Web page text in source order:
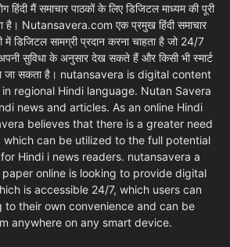
मैं समाचार पाठकों के लिए डिजिटल माध्यम की पूरी
है। Nutansavera.com एक प्रमुख हिंदी समाचार
डिजिटल सामग्री प्रदान करना चाहता है जो 24/7
सुविधा के अनुसार देख सकते हैं और किसी भी स्मार्ट
जा सकता है। nutansavera is digital content
regional Hindi language. Nutan Savera
news and articles. As an online Hindi
believes that there is a greater need
can be utilized to the full potential
Hindi i news readers. nutansavera a
online is looking to provide digital
is accessible 24/7, which users can
to their own convenience and can be
anywhere on any smart device.